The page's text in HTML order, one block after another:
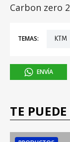
Carbon zero
TEMAS: KTM
ENVÍA
TE